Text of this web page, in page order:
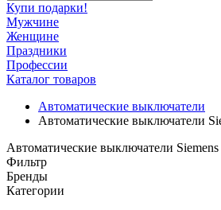
Купи подарки!
Мужчине
Женщине
Праздники
Профессии
Каталог товаров
Автоматические выключатели
Автоматические выключатели
Автоматические выключатели Siemens
Фильтр
Бренды
Категории